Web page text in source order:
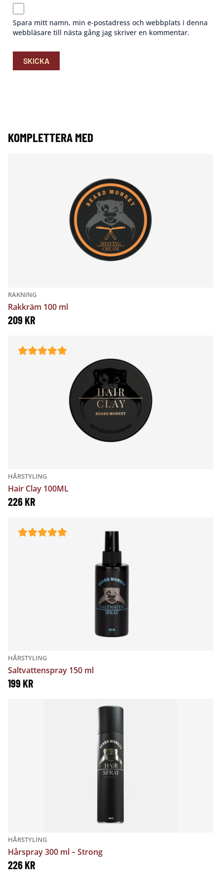
Spara mitt namn, min e-postadress och webbplats i denna
webbläsare till nästa gång jag skriver en kommentar.
KOMPLETTERA MED
RAKNING
Rakkräm 100 ml
209 KR
HÅRSTYLING
Hair Clay 100ML
226KR
HÅRSTYLING
Saltvattenspray 150 ml
199 KR
HÅRSTYLING
Hårspray 300 ml – Strong
226KR